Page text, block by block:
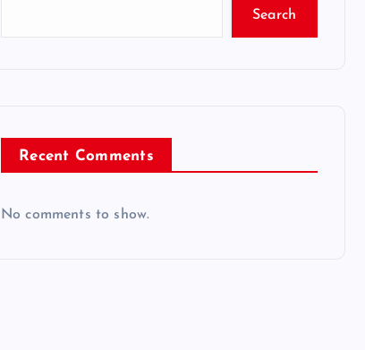
Search
Recent Comments
No comments to show.